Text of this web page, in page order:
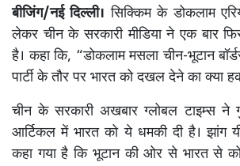
बीजिंग/नई दिल्ली। सिक्किम के डोकलाम
लेकर चीन के सरकारी मीडिया ने एक बार
है। कहा कि, “डोकलाम मसला चीन-भूटान
पार्टी के तौर पर भारत को दखल देने का क्या
चीन के सरकारी अखबार ग्लोबल टाइम्स
आर्टिकल में भारत को ये धमकी दी है। झांग
कहा गया है कि भूटान की ओर से भारत से